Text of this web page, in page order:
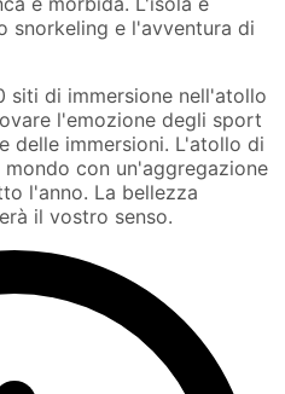
snorkeling e l'avventura di
siti di immersione nell'atollo
l'emozione degli sport
delle immersioni. L'atollo di
con un'aggregazione
l'anno. La bellezza
il vostro senso.